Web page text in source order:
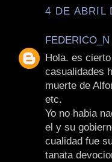
4 DE ABRIL
FEDERICO_N
Hola. es
casualidades
muerte de
etc.
Yo no habia
el y su
cualidad fue
tanata